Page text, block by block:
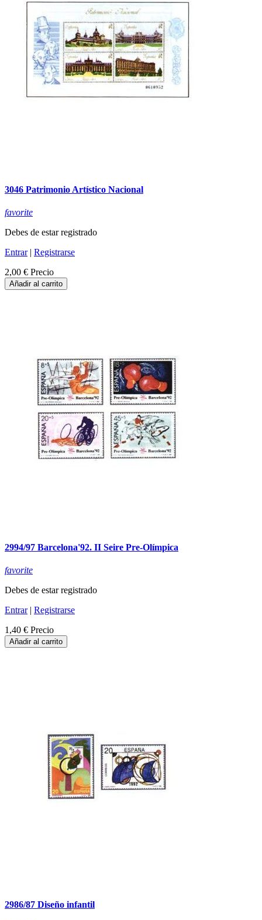
3046 Patrimonio Artístico Nacional
favorite
Debes de estar registrado
Entrar| Registrarse
2,00 € Precio
Añadir al carrito
2994/97 Barcelona'92. II Seire Pre-Olímpica
favorite
Debes de estar registrado
Entrar| Registrarse
1,40 € Precio
Añadir al carrito
2986/87 Diseño infantil